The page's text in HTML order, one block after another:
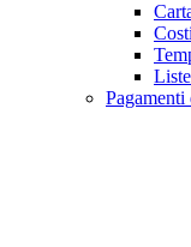
Pagamenti